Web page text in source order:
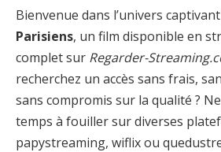
Bienvenue dans l’univers captivant
Parisiens, un film disponible en
complet sur Regarder-
recherchez un accès sans frais,
sans compromis sur la qualité ?
temps à fouiller sur diverses
papystreaming, wiflix ou